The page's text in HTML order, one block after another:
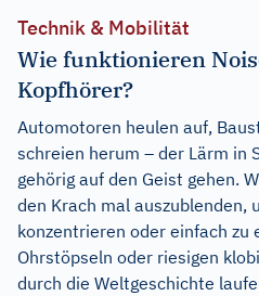
Technik & Mobilität
Wie funktionieren
Kopfhörer?
Automotoren heulen auf,
schreien herum – der Lärm in
gehörig auf den Geist gehen.
den Krach mal auszublenden,
konzentrieren oder einfach zu
Ohrstöpseln oder riesigen
durch die Weltgeschichte